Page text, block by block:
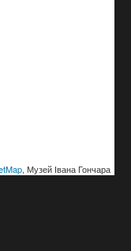
, Музей Івана Гончара